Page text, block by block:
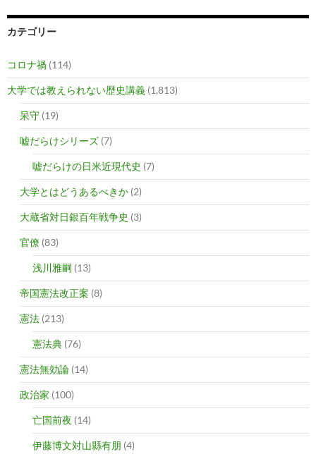
カテゴリー
コロナ禍 (114)
大学では教えられない歴史講義 (1,813)
呆守 (19)
嘘だらけシリーズ (7)
嘘だらけの日米近現代史 (7)
大学とはどうあるべきか (2)
大蔵省対日銀百年戦争史 (3)
官僚 (83)
浅川雅嗣 (13)
帝国憲法改正案 (8)
憲法 (213)
憲法典 (76)
憲法無効論 (14)
政治家 (100)
亡国前夜 (14)
伊藤博文対山縣有朋 (4)